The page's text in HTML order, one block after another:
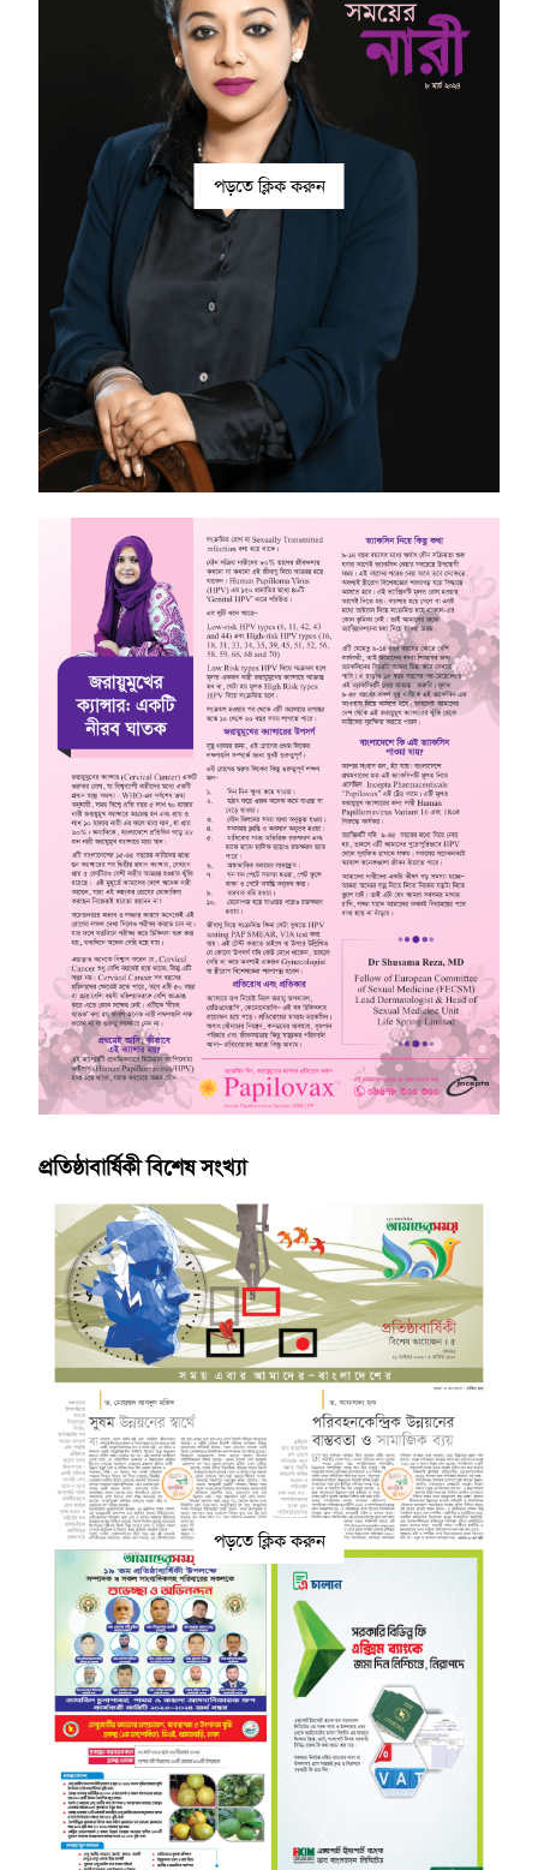
পড়তে ক্লিক করুন
প্রতিষ্ঠাবার্ষিকী বিশেষ সংখ্যা
পড়তে ক্লিক করুন